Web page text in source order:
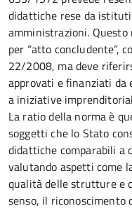
didattiche rese da
amministrazioni.
per “atto concludente”,
22/2008, ma deve
approvati e finanziati da
a iniziative
La ratio della norma è
soggetti che lo Stato
didattiche comparabili a
valutando aspetti come
qualità delle strutture e
senso, il riconoscimento